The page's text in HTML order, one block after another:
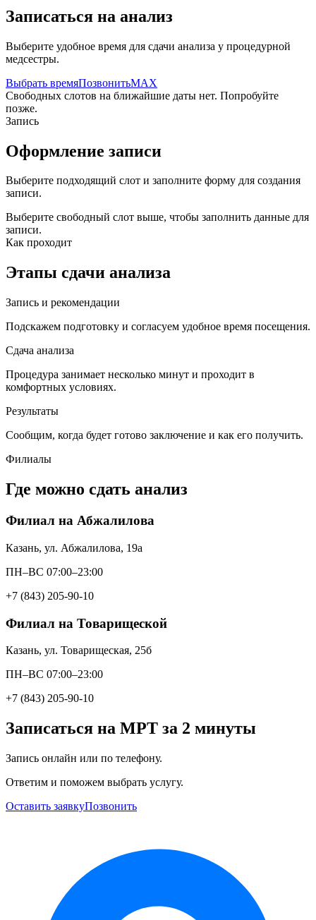
Записаться на анализ
Выберите удобное время для сдачи анализа у процедурной
медсестры.
Выбрать времяПозвонитьMAX
Свободных слотов на ближайшие даты нет. Попробуйте
позже.
Запись
Оформление записи
Выберите подходящий слот и заполните форму для создания
записи.
Выберите свободный слот выше, чтобы заполнить данные для
записи.
Как проходит
Этапы сдачи анализа
Запись и рекомендации
Подскажем подготовку и согласуем удобное время посещения.
Сдача анализа
Процедура занимает несколько минут и проходит в
комфортных условиях.
Результаты
Сообщим, когда будет готово заключение и как его получить.
Филиалы
Где можно сдать анализ
Филиал на Абжалилова
Казань, ул. Абжалилова, 19а
ПН–ВС 07:00–23:00
+7 (843) 205-90-10
Филиал на Товарищеской
Казань, ул. Товарищеская, 25б
ПН–ВС 07:00–23:00
+7 (843) 205-90-10
Записаться на МРТ за 2 минуты
Запись онлайн или по телефону.
Ответим и поможем выбрать услугу.
Оставить заявкуПозвонить